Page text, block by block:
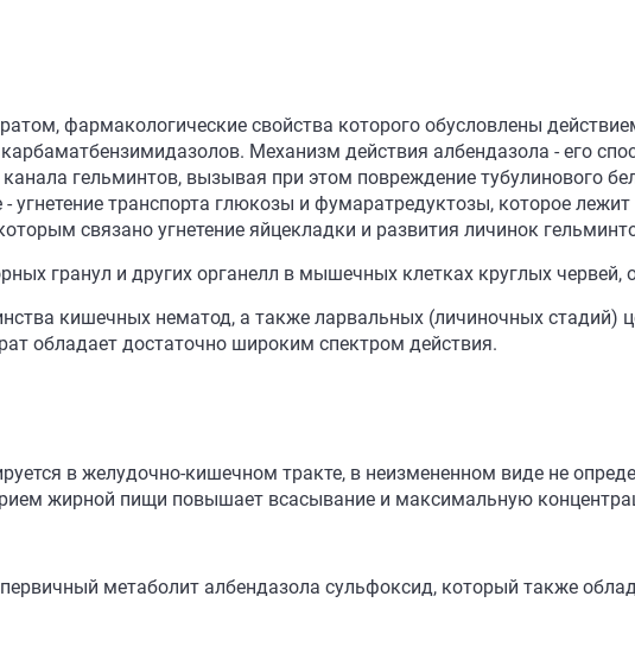
фармакологические свойства которого обусловлены
Механизм действия албендазола - его
гельминтов, вызывая при этом повреждение тубулинового
угнетение транспорта глюкозы и фумаратредуктозы, которое
связано угнетение яйцекладки и развития личинок
гранул и других органелл в мышечных клетках круглых червей,
кишечных нематод, а также ларвальных (личиночных стадий)
обладает достаточно широким спектром действия.
в желудочно-кишечном тракте, в неизмененном виде не
жирной пищи повышает всасывание и максимальную
метаболит албендазола сульфоксид, который также